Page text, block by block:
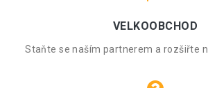
VELKOOBCHOD
Staňte se naším partnerem a rozšiřte